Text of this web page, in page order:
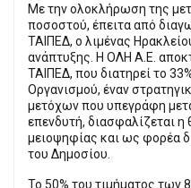
Με την ολοκλήρωση της
ποσοστού, έπειτα από
ΤΑΙΠΕΔ, ο λιμένας
ανάπτυξης. Η ΟΛΗ Α.Ε.
ΤΑΙΠΕΔ, που διατηρεί το
Οργανισμού, έναν
μετόχων που υπεγράφη
επενδυτή, διασφαλίζεται
μειοψηφίας και ως φορέα
του Δημοσίου.
Το 50% του τιμήματος των